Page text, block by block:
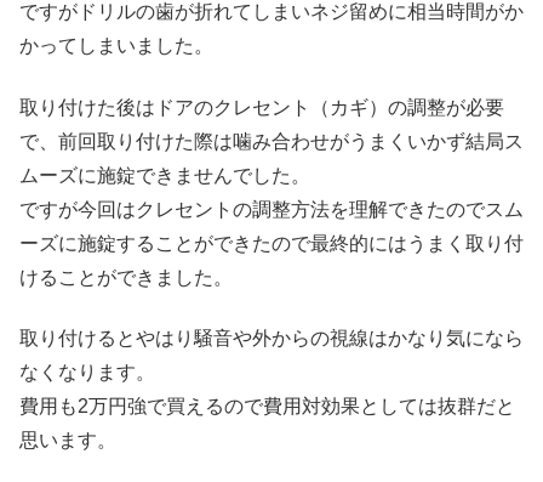
ですがドリルの歯が折れてしまいネジ留めに相当時間がか
かってしまいました。
取り付けた後はドアのクレセント（カギ）の調整が必要
で、前回取り付けた際は噛み合わせがうまくいかず結局ス
ムーズに施錠できませんでした。
ですが今回はクレセントの調整方法を理解できたのでスム
ーズに施錠することができたので最終的にはうまく取り付
けることができました。
取り付けるとやはり騒音や外からの視線はかなり気になら
なくなります。
費用も2万円強で買えるので費用対効果としては抜群だと
思います。